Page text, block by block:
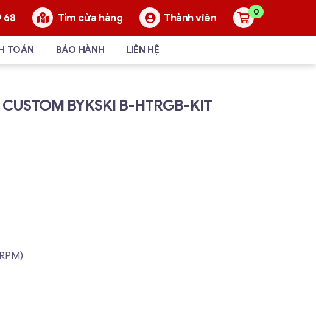
68 Tìm cửa hàng Thành viên 0
TOÁN BẢO HÀNH LIÊN HỆ
BYKSKI B-HTRGB-KIT